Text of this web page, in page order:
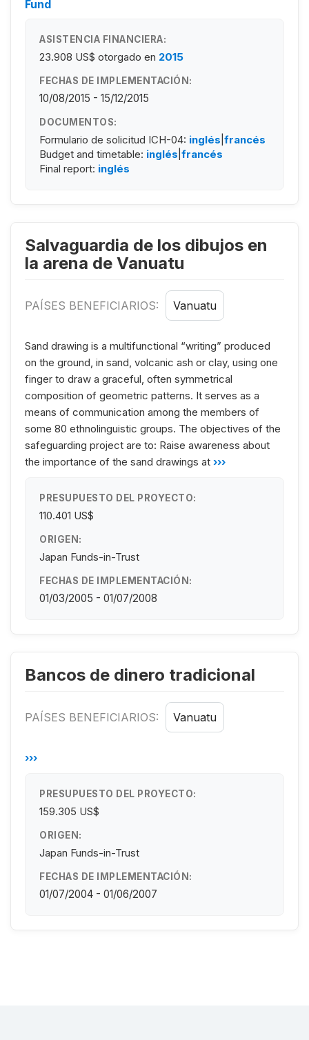
Fund
ASISTENCIA FINANCIERA:
23.908 US$ otorgado en 2015
FECHAS DE IMPLEMENTACIÓN:
10/08/2015 - 15/12/2015
DOCUMENTOS:
Formulario de solicitud ICH-04: inglés francés
Budget and timetable: inglés francés
Final report: inglés
Salvaguardia de los dibujos en
la arena de Vanuatu
PAÍSES BENEFICIARIOS: Vanuatu
Sand drawing is a multifunctional “writing” produced
on the ground, in sand, volcanic ash or clay, using one
finger to draw a graceful, often symmetrical
composition of geometric patterns. It serves as a
means of communication among the members of
some 80 ethnolinguistic groups. The objectives of the
safeguarding project are to: Raise awareness about
the importance of the sand drawings at ›››
PRESUPUESTO DEL PROYECTO:
110.401 US$
ORIGEN:
Japan Funds-in-Trust
FECHAS DE IMPLEMENTACIÓN:
01/03/2005 - 01/07/2008
Bancos de dinero tradicional
PAÍSES BENEFICIARIOS: Vanuatu
›››
PRESUPUESTO DEL PROYECTO:
159.305 US$
ORIGEN:
Japan Funds-in-Trust
FECHAS DE IMPLEMENTACIÓN:
01/07/2004 - 01/06/2007